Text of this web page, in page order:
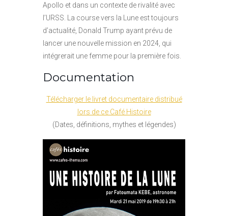
Apollo et dans un contexte de rivalité avec
l’URSS. La course vers la Lune est toujours
d’actualité, Donald Trump ayant prévu de
lancer une nouvelle mission en 2024, qui
intégrerait une femme pour la première fois.
Documentation
Télécharger le livret documentaire distribué
lors de ce Café Histoire
(Dates, définitions, mythes et légendes)